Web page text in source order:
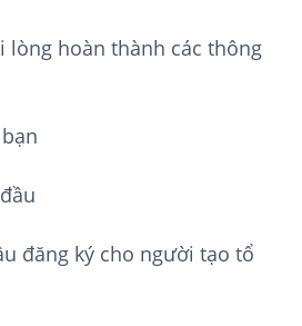
lòng hoàn thành các thông
đăng ký cho người tạo tổ